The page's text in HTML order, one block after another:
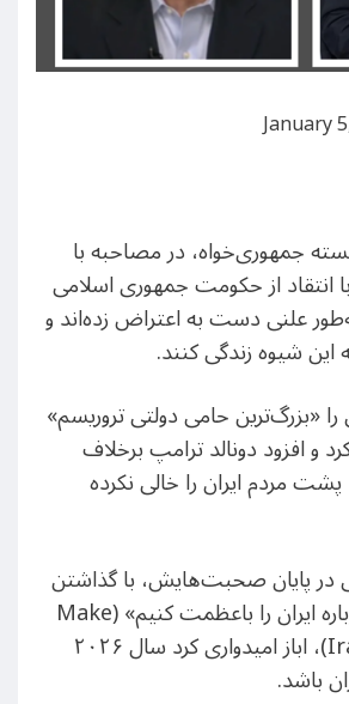
جمهوری‌خواه، در مصاحبه با
انتقاد از حکومت جمهوری اسلامی
علنی دست به اعتراض زده‌اند و
این شیوه زندگی کنند.
«بزرگ‌ترین حامی دولتی تروریسم»
و افزود دونالد ترامپ برخلاف
پشت مردم ایران را خالی نکرده
در پایان صحبت‌هایش، با گذاشتن
کلاهی با شعار «دوباره ایران را باعظمت کنیم» (Make
Iran Great Again)، اباز امیدواری کرد سال ۲۰۲۶
باشد.